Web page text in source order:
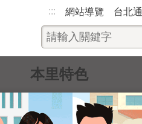
::: 網站導覽 台北通
本里特色